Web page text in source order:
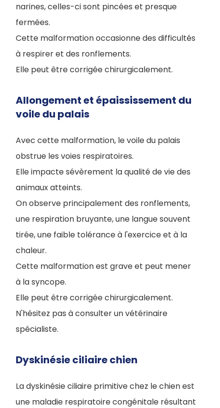
narines, celles-ci sont pincées et presque
fermées.
Cette malformation occasionne des difficultés
à respirer et des ronflements.
Elle peut être corrigée chirurgicalement.
Allongement et épaississement du
voile du palais
Avec cette malformation, le voile du palais
obstrue les voies respiratoires.
Elle impacte sévèrement la qualité de vie des
animaux atteints.
On observe principalement des ronflements,
une respiration bruyante, une langue souvent
tirée, une faible tolérance à l'exercice et à la
chaleur.
Cette malformation est grave et peut mener
à la syncope.
Elle peut être corrigée chirurgicalement.
N'hésitez pas à consulter un vétérinaire
spécialiste.
Dyskinésie ciliaire chien
La dyskinésie ciliaire primitive chez le chien est
une maladie respiratoire congénitale résultant